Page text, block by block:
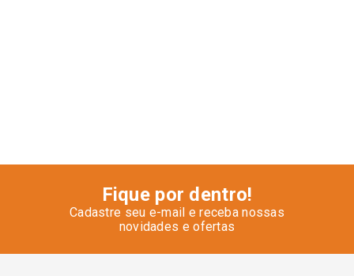
Fique por dentro!
Cadastre seu e-mail e receba nossas
novidades e ofertas